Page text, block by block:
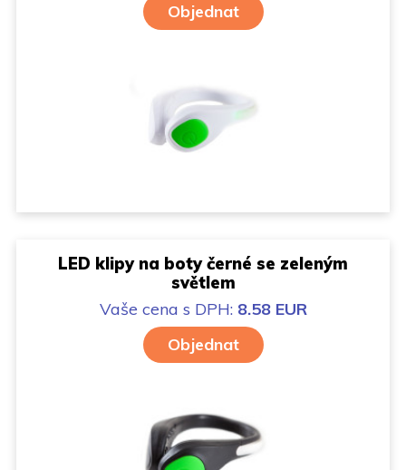
Objednat
LED klipy na boty černé se zeleným
světlem
Vaše cena s DPH: 8.58 EUR
Objednat